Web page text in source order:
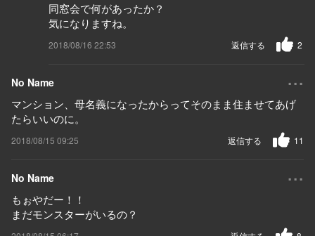
同窓会で何があったか？
気になりますね。
2018/08/16 22:53 2
返信する
No Name ...
マンション、母名義になったからってそのまま住ませてあげ
たらいいのに。
2018/08/15 09:25 11
返信する
No Name ...
もぉやだー！！
まだモンスターがいるの？